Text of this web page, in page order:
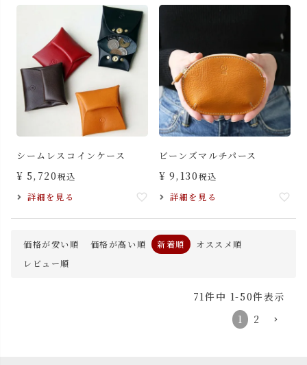
シームレスコインケース
¥ 5,720税込
詳細を見る
ビーンズマルチパース
¥ 9,130税込
詳細を見る
価格が安い順 価格が高い順 新着順
オススメ順
レビュー順
71件中 1-50件表示
1
2